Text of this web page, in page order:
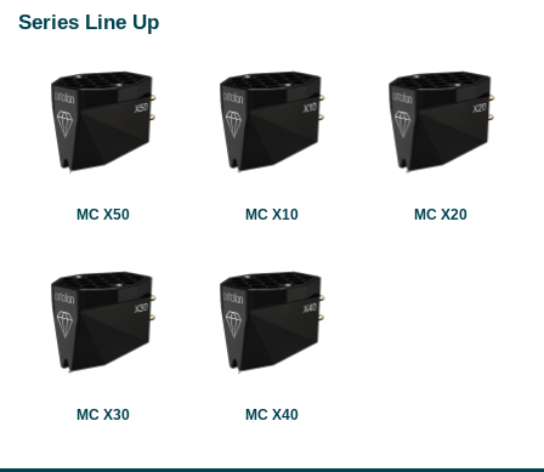
Series Line Up
MC X50 MC X10 MC X20
MC X30 MC X40